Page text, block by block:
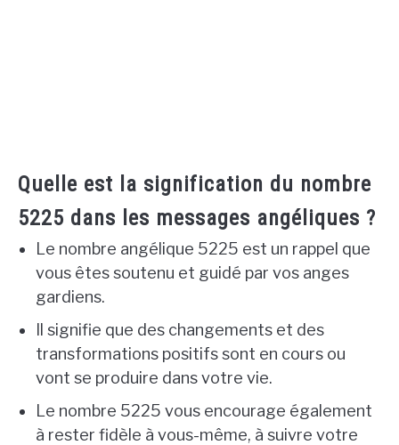
Quelle est la signification du nombre
5225 dans les messages angéliques ?
Le nombre angélique 5225 est un rappel que
vous êtes soutenu et guidé par vos anges
gardiens.
Il signifie que des changements et des
transformations positifs sont en cours ou
vont se produire dans votre vie.
Le nombre 5225 vous encourage également
à rester fidèle à vous-même, à suivre votre